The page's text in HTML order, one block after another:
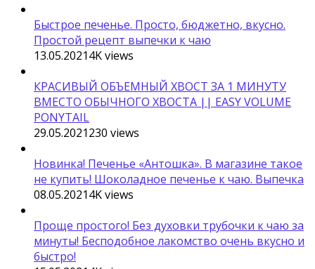
Быстрое печенье. Просто, бюджетно, вкусно.
Простой рецепт выпечки к чаю
13.05.20214Kviews
КРАСИВЫЙ ОБЪЕМНЫЙ ХВОСТ ЗА 1 МИНУТУ
ВМЕСТО ОБЫЧНОГО ХВОСТА || EASY VOLUME
PONYTAIL
29.05.2021230 views
Новинка! Печенье «Антошка». В магазине такое
не купить! Шоколадное печенье к чаю. Выпечка
08.05.20214Kviews
Проще простого! Без духовки трубочки к чаю за
минуты! Бесподобное лакомство очень вкусно и
быстро!